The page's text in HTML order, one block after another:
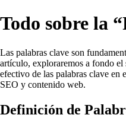
Todo sobre la
Las palabras clave son
artículo, exploraremos a fondo
efectivo de las palabras clave en
SEO y contenido web.
Definición de